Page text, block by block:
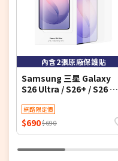
內含2張原廠保護貼
Samsung 三星 Galaxy
S26 Ultra / S26+ / S26 原
片保貼 (公司貨)
網路限定價
$690$690